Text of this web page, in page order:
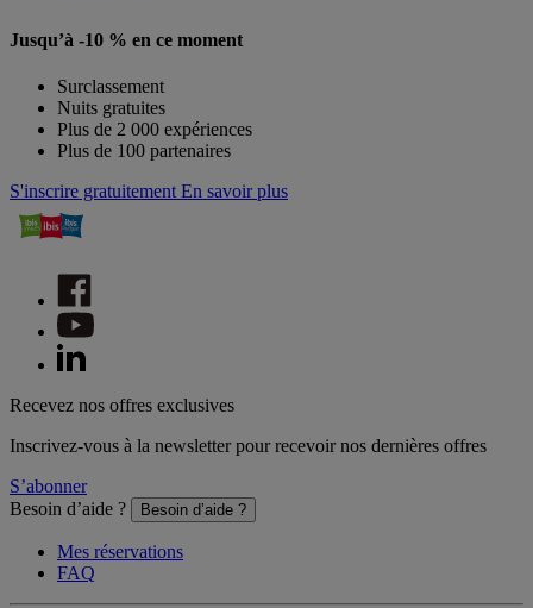
Jusqu’à -10 % en ce moment
Surclassement
Nuits gratuites
Plus de 2 000 expériences
Plus de 100 partenaires
S'inscrire gratuitement En savoir plus
Recevez nos offres exclusives
Inscrivez-vous à la newsletter pour recevoir nos dernières offres
S’abonner
Besoin d’aide ?
Besoin d’aide ?
Mes réservations
FAQ